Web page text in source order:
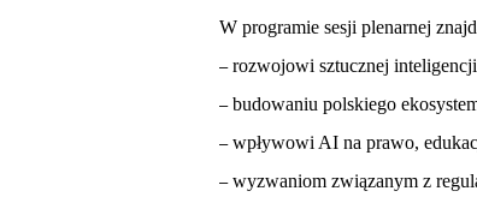
W programie sesji plenarnej
– rozwojowi sztucznej
– budowaniu polskiego
– wpływowi AI na prawo,
– wyzwaniom związanym z